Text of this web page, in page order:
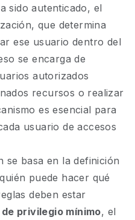
sido autenticado, el
que determina
ese usuario dentro del
se encarga de
autorizados
recursos o realizar
es esencial para
usuario de accesos
se basa en la definición
puede hacer qué
deben estar
privilegio mínimo, el